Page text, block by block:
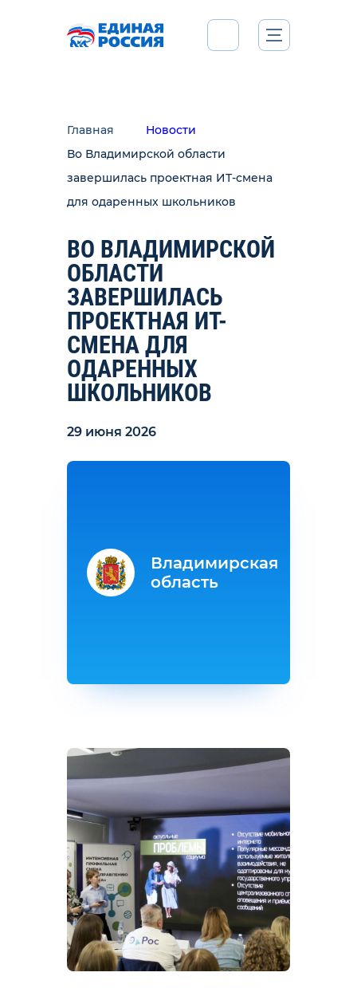
Главная
Новости
Во Владимирской области
завершилась проектная ИТ-смена
для одаренных школьников
ВО ВЛАДИМИРСКОЙ
ОБЛАСТИ
ЗАВЕРШИЛАСЬ
ПРОЕКТНАЯ ИТ-
СМЕНА ДЛЯ
ОДАРЕННЫХ
ШКОЛЬНИКОВ
29 июня 2026
Владимирская
область